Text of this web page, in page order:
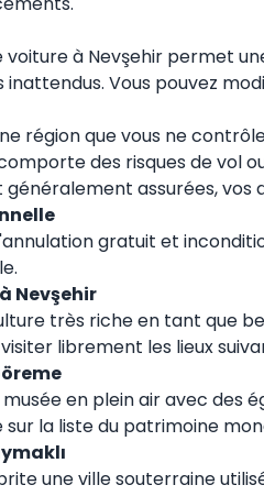
voiture à Nevşehir permet
Vous pouvez
région que vous ne
des risques de vol
assurées,
gratuit et
Nevşehir
très riche en tant que
librement les lieux
en plein air avec des
la liste du patrimoine
une ville souterraine